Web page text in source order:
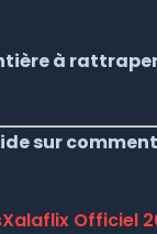
à
sur
Xalaflix Officiel